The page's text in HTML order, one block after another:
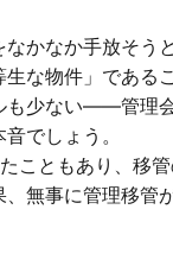
かなか手放そう
な物件」である
も少ない——管理
でしょう。
こともあり、移
無事に管理移管